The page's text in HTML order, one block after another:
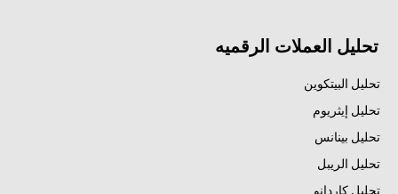
تحليل العملات الرقميه
تحليل البيتكوين
تحليل إيثريوم
تحليل بينانس
تحليل الريبل
تحليل كاردانو